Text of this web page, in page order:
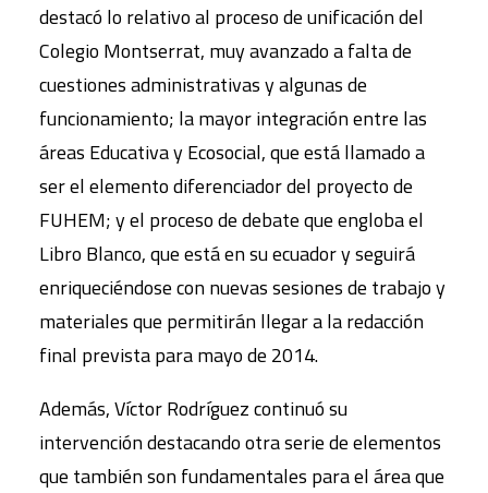
destacó lo relativo al proceso de unificación del
Colegio Montserrat, muy avanzado a falta de
cuestiones administrativas y algunas de
funcionamiento; la mayor integración entre las
áreas Educativa y Ecosocial, que está llamado a
ser el elemento diferenciador del proyecto de
FUHEM; y el proceso de debate que engloba el
Libro Blanco, que está en su ecuador y seguirá
enriqueciéndose con nuevas sesiones de trabajo y
materiales que permitirán llegar a la redacción
final prevista para mayo de 2014.
Además, Víctor Rodríguez continuó su
intervención destacando otra serie de elementos
que también son fundamentales para el área que